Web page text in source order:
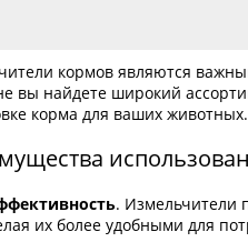
кормов являются
вы найдете широкий
корма для ваших животных.
. Измельчители
их более удобными для